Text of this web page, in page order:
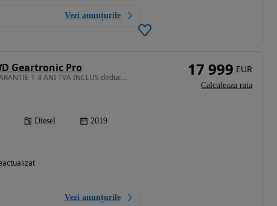
Vezi anunțurile
Geartronic Pro
1969 cm3 • 190 CP • GARANTIE 1-3 ANI TVA INCLUS deductibil AWD piele navi RATE si LEASING
Diesel 2019
Vezi anunțurile
17 999 EUR
Calculeaza rata